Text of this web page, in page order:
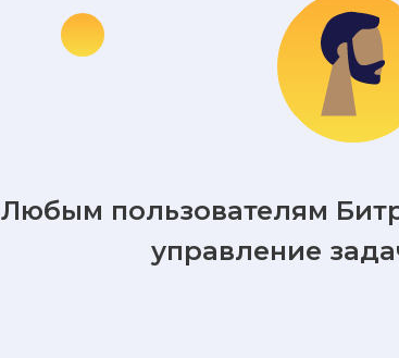
Любым пользователям
управление